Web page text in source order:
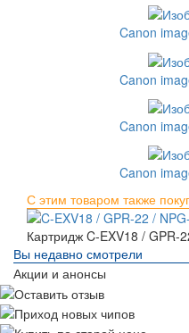
Canon
Canon
Canon
Canon
С этим товаром также
Картридж C-EXV18 / GPR-
Вы недавно смотрели
Акции и анонсы